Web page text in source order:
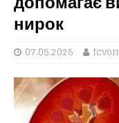
нирок
07.05.2025